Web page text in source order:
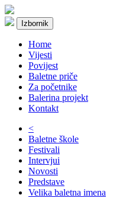
Izbornik
Home
Vijesti
Povijest
Baletne priče
Za početnike
Balerina projekt
Kontakt
<
Baletne škole
Festivali
Intervjui
Novosti
Predstave
Velika baletna imena